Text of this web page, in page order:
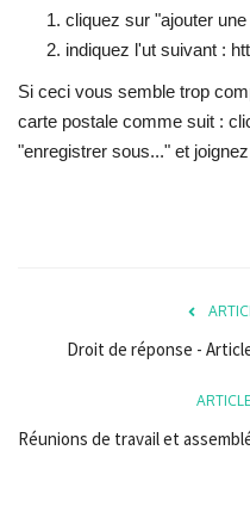
cliquez sur "ajouter
indiquez l'ut suivant :
Si ceci vous semble trop
carte postale comme suit :
"enregistrer sous..." et
Droit de réponse -
Réunions de travail et